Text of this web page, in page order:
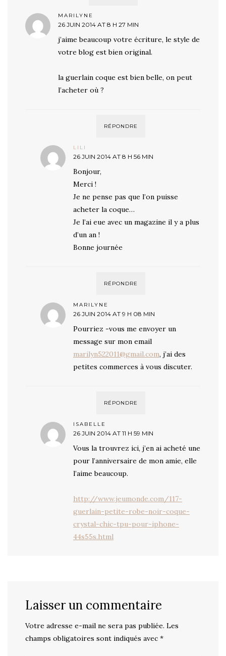
MARILYNE
26 JUIN 2014 AT 8 H 27 MIN
j’aime beaucoup votre écriture, le style de
votre blog est bien original.
la guerlain coque est bien belle, on peut
l’acheter où ?
RÉPONDRE
LILI
26 JUIN 2014 AT 8 H 56 MIN
Bonjour,
Merci !
Je ne pense pas que l’on puisse
acheter la coque…
Je l’ai eue avec un magazine il y a plus
d’un an !
Bonne journée
RÉPONDRE
MARILYNE
26 JUIN 2014 AT 9 H 08 MIN
Pourriez -vous me envoyer un
message sur mon email
marilyn522011@gmail.com, j’ai des
petites commerces à vous discuter.
RÉPONDRE
ISABELLE
26 JUIN 2014 AT 11 H 59 MIN
Vous la trouvrez ici, j’en ai acheté une
pour l’anniversaire de mon amie, elle
l’aime beaucoup.
http://www.jeumonde.com/117-
guerlain-petite-robe-noir-coque-
crystal-chic-tpu-pour-iphone-
44s55s.html
Laisser un commentaire
Votre adresse e-mail ne sera pas publiée. Les
champs obligatoires sont indiqués avec *